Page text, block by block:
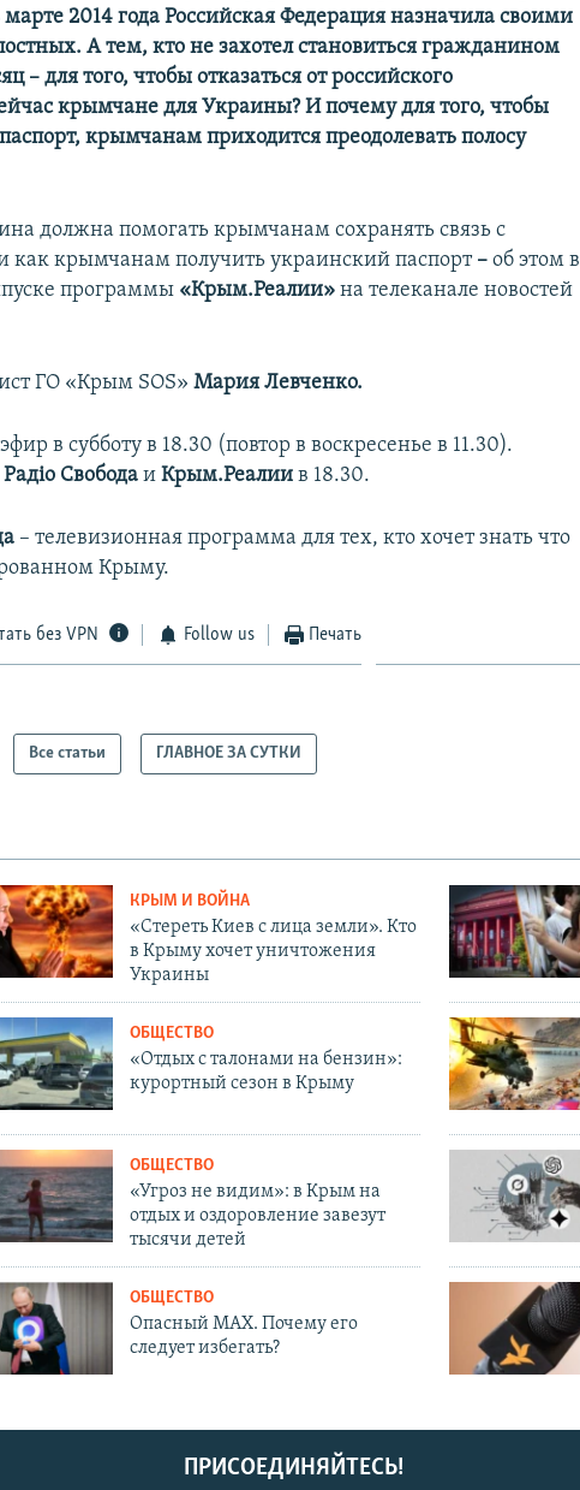
2014 года Российская Федерация назначила своими
А тем, кто не захотел становиться гражданином
– для того, чтобы отказаться от российского
крымчане для Украины? И почему для того, чтобы
крымчанам приходится преодолевать полосу
должна помогать крымчанам сохранять связь с
как крымчанам получить украинский паспорт – об этом в
программы «Крым.Реалии»на телеканале новостей
ГО «Крым SOS»Мария Левченко.
в субботу в 18.30 (повтор в воскресенье в 11.30).
Радіо СвободаиКрым.Реалии в 18.30.
– телевизионная программа для тех, кто хочет знать что
Крыму.
без VPN Follow us Печать
Все статьи ГЛАВНОЕ ЗА СУТКИ
КРЫМ И ВОЙНА
«Стереть Киев с лица земли». Кто
в Крыму хочет уничтожения
Украины
ОБЩЕСТВО
«Отдых с талонами на бензин»:
курортный сезон в Крыму
ОБЩЕСТВО
«Угроз не видим»: в Крым на
отдых и оздоровление завезут
тысячи детей
ОБЩЕСТВО
Опасный MAX. Почему его
следует избегать?
ПРИСОЕДИНЯЙТЕСЬ!